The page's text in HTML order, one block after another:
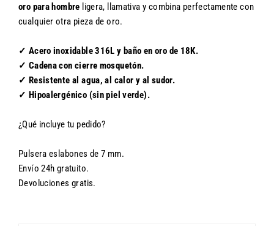
oro para hombre ligera, llamativa y combina perfectamente con
cualquier otra pieza de oro.
✓ Acero inoxidable 316L y baño en oro de 18K.
✓ Cadena con cierre mosquetón.
✓ Resistente al agua, al calor y al sudor.
✓ Hipoalergénico (sin piel verde).
¿Qué incluye tu pedido?
Pulsera eslabones de 7 mm.
Envío 24h gratuito.
Devoluciones gratis.